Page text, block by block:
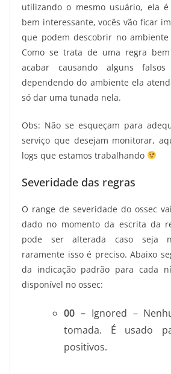
utilizando o mesmo usuário, ela
bem interessante, vocês vão ficar
que podem descobrir no
Como se trata de uma regra
acabar causando alguns
dependendo do ambiente ela
só dar uma tunada nela.
Obs: Não se esqueçam para
serviço que desejam monitorar,
logs que estamos trabalhando
Severidade das regras
O range de severidade do ossec
dado no momento da escrita da
pode ser alterada caso seja
raramente isso é preciso. Abaixo
da indicação padrão para cada
disponível no ossec:
00 –Ignored –
tomada. É usado
positivos.